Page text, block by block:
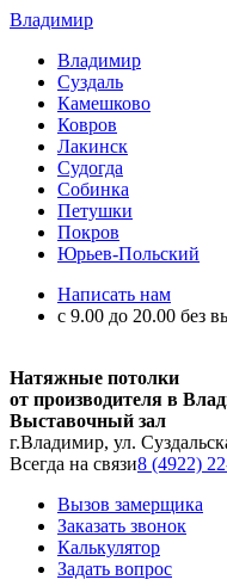
Владимир
Владимир
Суздаль
Камешково
Ковров
Лакинск
Судогда
Собинка
Петушки
Покров
Юрьев-Польский
Написать нам
с 9.00 до 20.00 без
Натяжные потолки
от производителя в
Выставочный зал
г.Владимир, ул.
Всегда на связи8 (4922)
Вызов замерщика
Заказать звонок
Калькулятор
Задать вопрос